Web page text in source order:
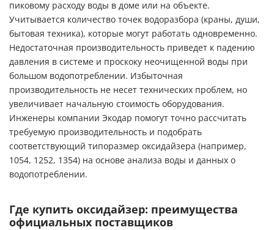
пиковому расходу воды в доме или на объекте.
Учитывается количество точек водоразбора (краны, души,
бытовая техника), которые могут работать одновременно.
Недостаточная производительность приведет к падению
давления в системе и проскоку неочищенной воды при
большом водопотреблении. Избыточная
производительность не несет технических проблем, но
увеличивает начальную стоимость оборудования.
Инженеры компании Экодар помогут точно рассчитать
требуемую производительность и подобрать
соответствующий типоразмер оксидайзера (например,
1054, 1252, 1354) на основе анализа воды и данных о
водопотреблении.
Где купить оксидайзер: преимущества
официальных поставщиков